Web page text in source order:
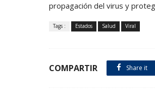
propagación del virus y
Tags : Estados Salud Viral
COMPARTIR Share it